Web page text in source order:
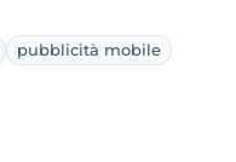
pubblicità mobile